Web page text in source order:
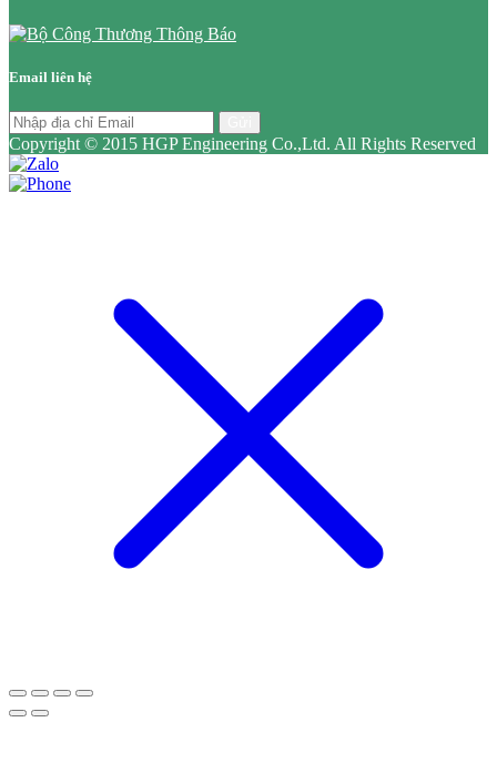
Email liên hệ
Copyright © 2015 HGP Engineering Co.,Ltd. All Rights Reserved